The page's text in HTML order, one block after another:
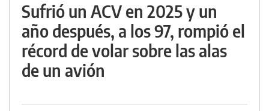
Sufrió un ACV en 2025 y un
año después, a los 97, rompió el
récord de volar sobre las alas
de un avión